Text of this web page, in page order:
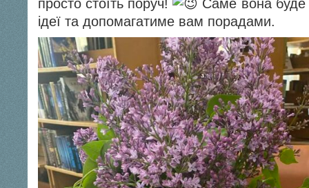
просто стоїть поруч!
Саме вона буде
ідеї та допомагатиме вам порадами.